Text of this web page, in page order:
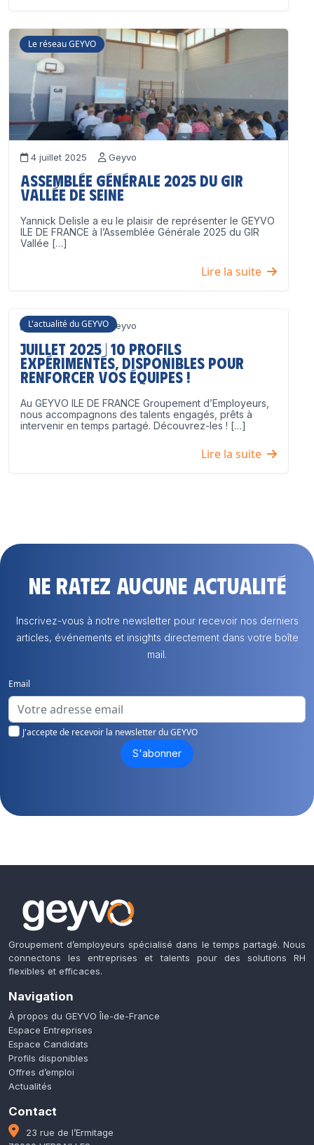
Le réseau GEYVO
4 juillet 2025 Geyvo
Assemblée Générale 2025 du GIR
Vallée de Seine
Yannick Delisle a eu le plaisir de représenter le GEYVO
ILE DE FRANCE à l’Assemblée Générale 2025 du GIR
Vallée […]
Lire la suite
L'actualité du GEYVO
3 juillet 2025 Geyvo
Juillet 2025 | 10 profils
expérimentés, disponibles pour
renforcer vos équipes !
Au GEYVO ILE DE FRANCE Groupement d’Employeurs,
nous accompagnons des talents engagés, prêts à
intervenir en temps partagé. Découvrez-les ! […]
Lire la suite
Ne ratez aucune actualité
Inscrivez-vous à notre newsletter pour recevoir nos derniers
articles, événements et insights directement dans votre boîte
mail.
Email
J'accepte de recevoir la newsletter du GEYVO
S'abonner
Groupement d’employeurs spécialisé dans le temps partagé. Nous
connectons les entreprises et talents pour des solutions RH
flexibles et efficaces.
Navigation
À propos du GEYVO Île-de-France
Espace Entreprises
Espace Candidats
Profils disponibles
Offres d’emploi
Actualités
Contact
23 rue de l’Ermitage